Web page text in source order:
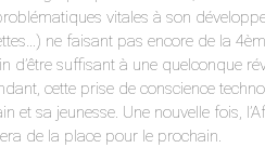
vitales à son
ne faisant pas encore de la
d’être suffisant à une quelconque
cette prise de conscience
et sa jeunesse. Une nouvelle fois,
de la place pour le prochain.